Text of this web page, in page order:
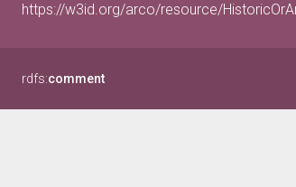
https://w3id.org/arco/resource/
rdfs:comment